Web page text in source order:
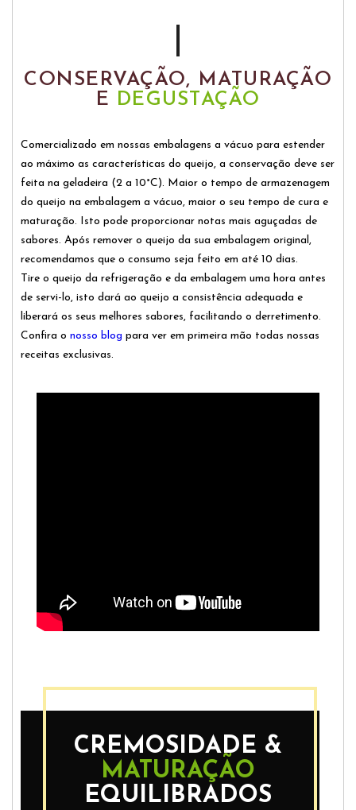
CONSERVAÇÃO, MATURAÇÃO
E DEGUSTAÇÃO
Comercializado em nossas embalagens a vácuo para estender
ao máximo as características do queijo, a conservação deve ser
feita na geladeira (2 a 10°C). Maior o tempo de armazenagem
do queijo na embalagem a vácuo, maior o seu tempo de cura e
maturação. Isto pode proporcionar notas mais aguçadas de
sabores. Após remover o queijo da sua embalagem original,
recomendamos que o consumo seja feito em até 10 dias.
Tire o queijo da refrigeração e da embalagem uma hora antes
de servi-lo, isto dará ao queijo a consistência adequada e
liberará os seus melhores sabores, facilitando o derretimento.
Confira o nosso blog para ver em primeira mão todas nossas
receitas exclusivas.
CREMOSIDADE &
MATURAÇÃO
EQUILIBRADOS